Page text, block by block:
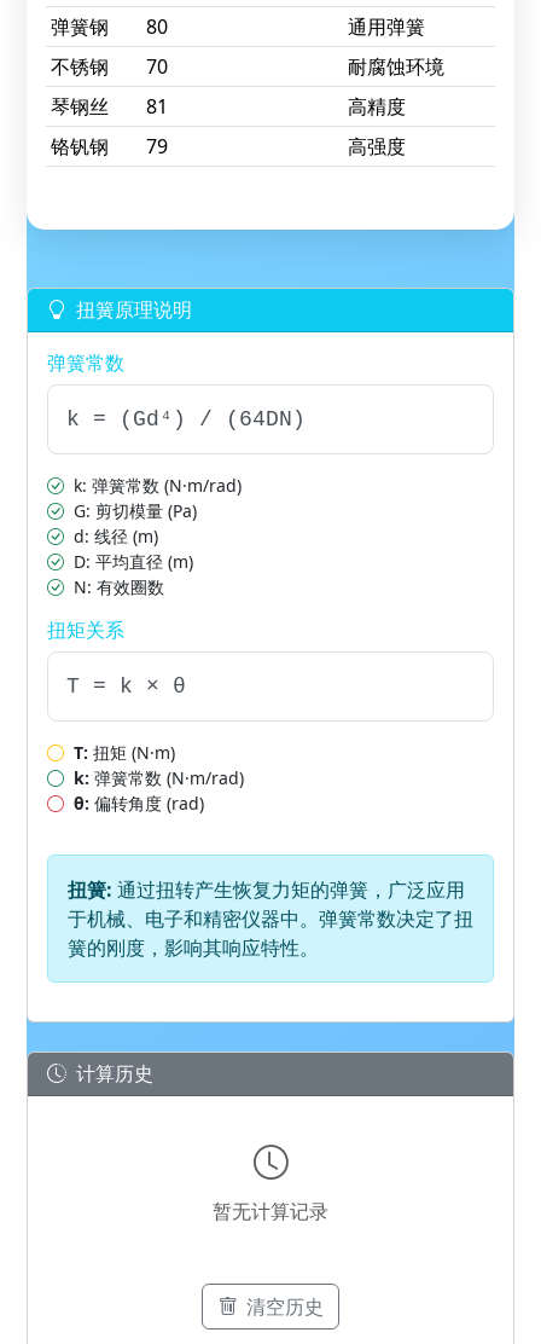
弹簧钢 80
通用弹簧
不锈钢
70
耐腐蚀环境
琴钢丝
81
高精度
铬钒钢
79 高强度
扭簧原理说明
弹簧常数
k = (Gd⁴) / (64DN)
k: 弹簧常数 (N·m/rad)
G: 剪切模量 (Pa)
d: 线径 (m)
D: 平均直径 (m)
N: 有效圈数
扭矩关系
T = k × θ
T: 扭矩 (N·m)
k: 弹簧常数 (N·m/rad)
θ: 偏转角度 (rad)
扭簧: 通过扭转产生恢复力矩的弹簧，广泛应用
于机械、电子和精密仪器中。弹簧常数决定了扭
簧的刚度，影响其响应特性。
计算历史
暂无计算记录
清空历史